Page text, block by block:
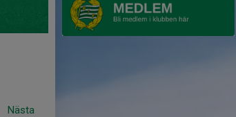
Nästa